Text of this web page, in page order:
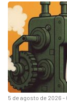
5 de agosto de 2026 -